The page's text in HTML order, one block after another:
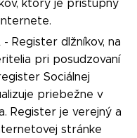
ktorý je prístupný
- Register dlžníkov, na
pri posudzovaní
Sociálnej
priebežne v
Register je verejný a
stránke